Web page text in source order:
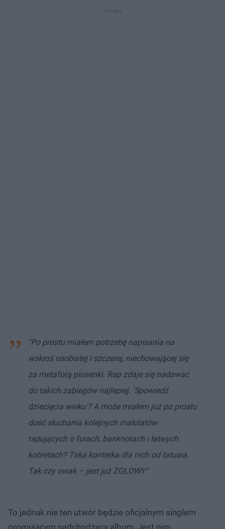
"Po prostu miałem potrzebę napisania na
wskroś osobistej i szczerej, niechowającej się
za metaforą piosenki. Rap zdaje się nadawać
do takich zabiegów najlepiej. 'Spowiedź
dziecięcia wieku'? A może miałem już po prostu
dość słuchania kolejnych małolatów
rapujących o furach, banknotach i łatwych
kobietach? Taka konterka dla nich od tatusia.
Tak czy owak – jest już ZGŁOWY"
To jednak nie ten utwór będzie oficjalnym singlem
promującym nadchodzący album. Jest nim